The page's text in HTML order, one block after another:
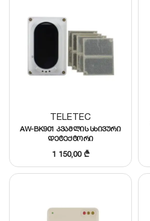
TELETEC
AW-BK901 კვამლის სხივური
დეტექტორი
1 150,00₾